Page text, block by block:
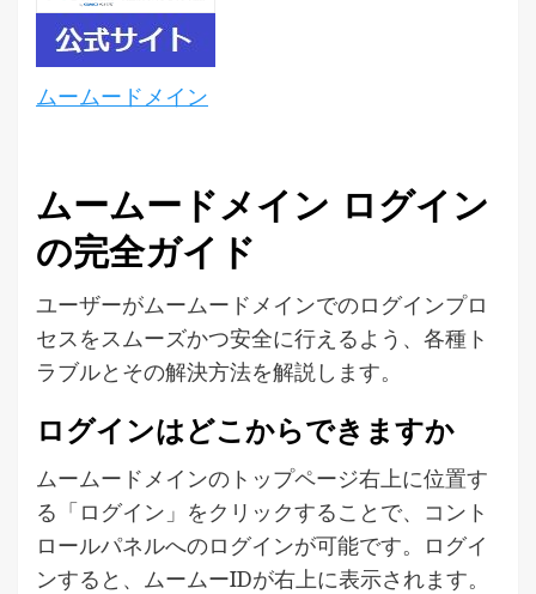
ムームードメイン
ムームードメイン ログイン
の完全ガイド
ユーザーがムームードメインでのログインプロ
セスをスムーズかつ安全に行えるよう、各種ト
ラブルとその解決方法を解説します。
ログインはどこからできますか
ムームードメインのトップページ右上に位置す
る「ログイン」をクリックすることで、コント
ロールパネルへのログインが可能です。ログイ
ンすると、ムームーIDが右上に表示されます。